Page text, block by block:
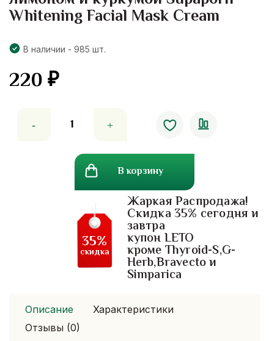
Whitening Facial Mask Cream
В наличии - 985 шт.
220₽
товара
Facial
Cream
В корзину
Жаркая Распродажа!
Скидка 35% сегодня и
завтра
купон LETO
кроме Thyroid-S,G-
Herb,Bravecto и
Simparica
35%
скидка
Описание
Характеристики
Отзывы (0)